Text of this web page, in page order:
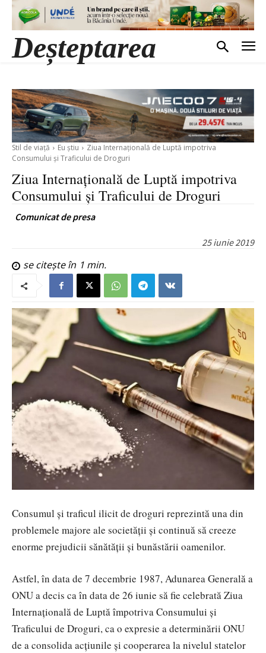
Deșteptarea
Stil de viață Eu știu
Ziua Internaţională de Luptă impotriva
Consumului şi Traficului de Droguri
Ziua Internaţională de Luptă impotriva
Consumului şi Traficului de Droguri
Comunicat de presa
25 iunie 2019
se citește în 1 min.
Consumul și traficul ilicit de droguri reprezintă una din
problemele majore ale societății și continuă să creeze
enorme prejudicii sănătăţii și bunăstării oamenilor.
Astfel, în data de 7 decembrie 1987, Adunarea Generală a
ONU a decis ca în data de 26 iunie să fie celebrată Ziua
Internațională de Luptă împotriva Consumului și
Traficului de Droguri, ca o expresie a determinării ONU
de a consolida acțiunile și cooperarea la nivelul statelor